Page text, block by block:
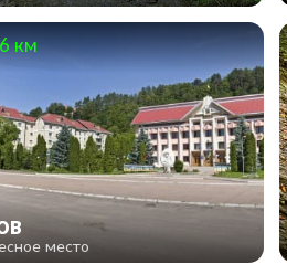
км
место